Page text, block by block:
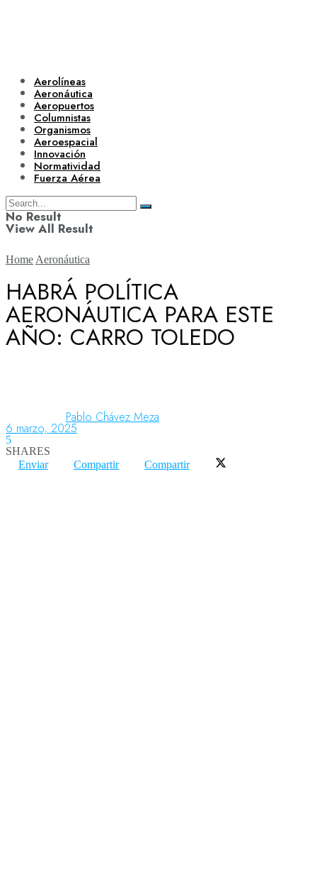
Aerolíneas
Aeronáutica
Aeropuertos
Columnistas
Organismos
Aeroespacial
Innovación
Normatividad
Fuerza Aérea
No Result
View All Result
Aerolíneas
Aeropuertos
Columnistas
Home Aeronáutica
HABRÁ POLÍTICA
AERONÁUTICA PARA ESTE
AÑO: CARRO TOLEDO
Pablo Chávez Meza
6 marzo, 2025
5
SHARES
Enviar
Compartir Compartir